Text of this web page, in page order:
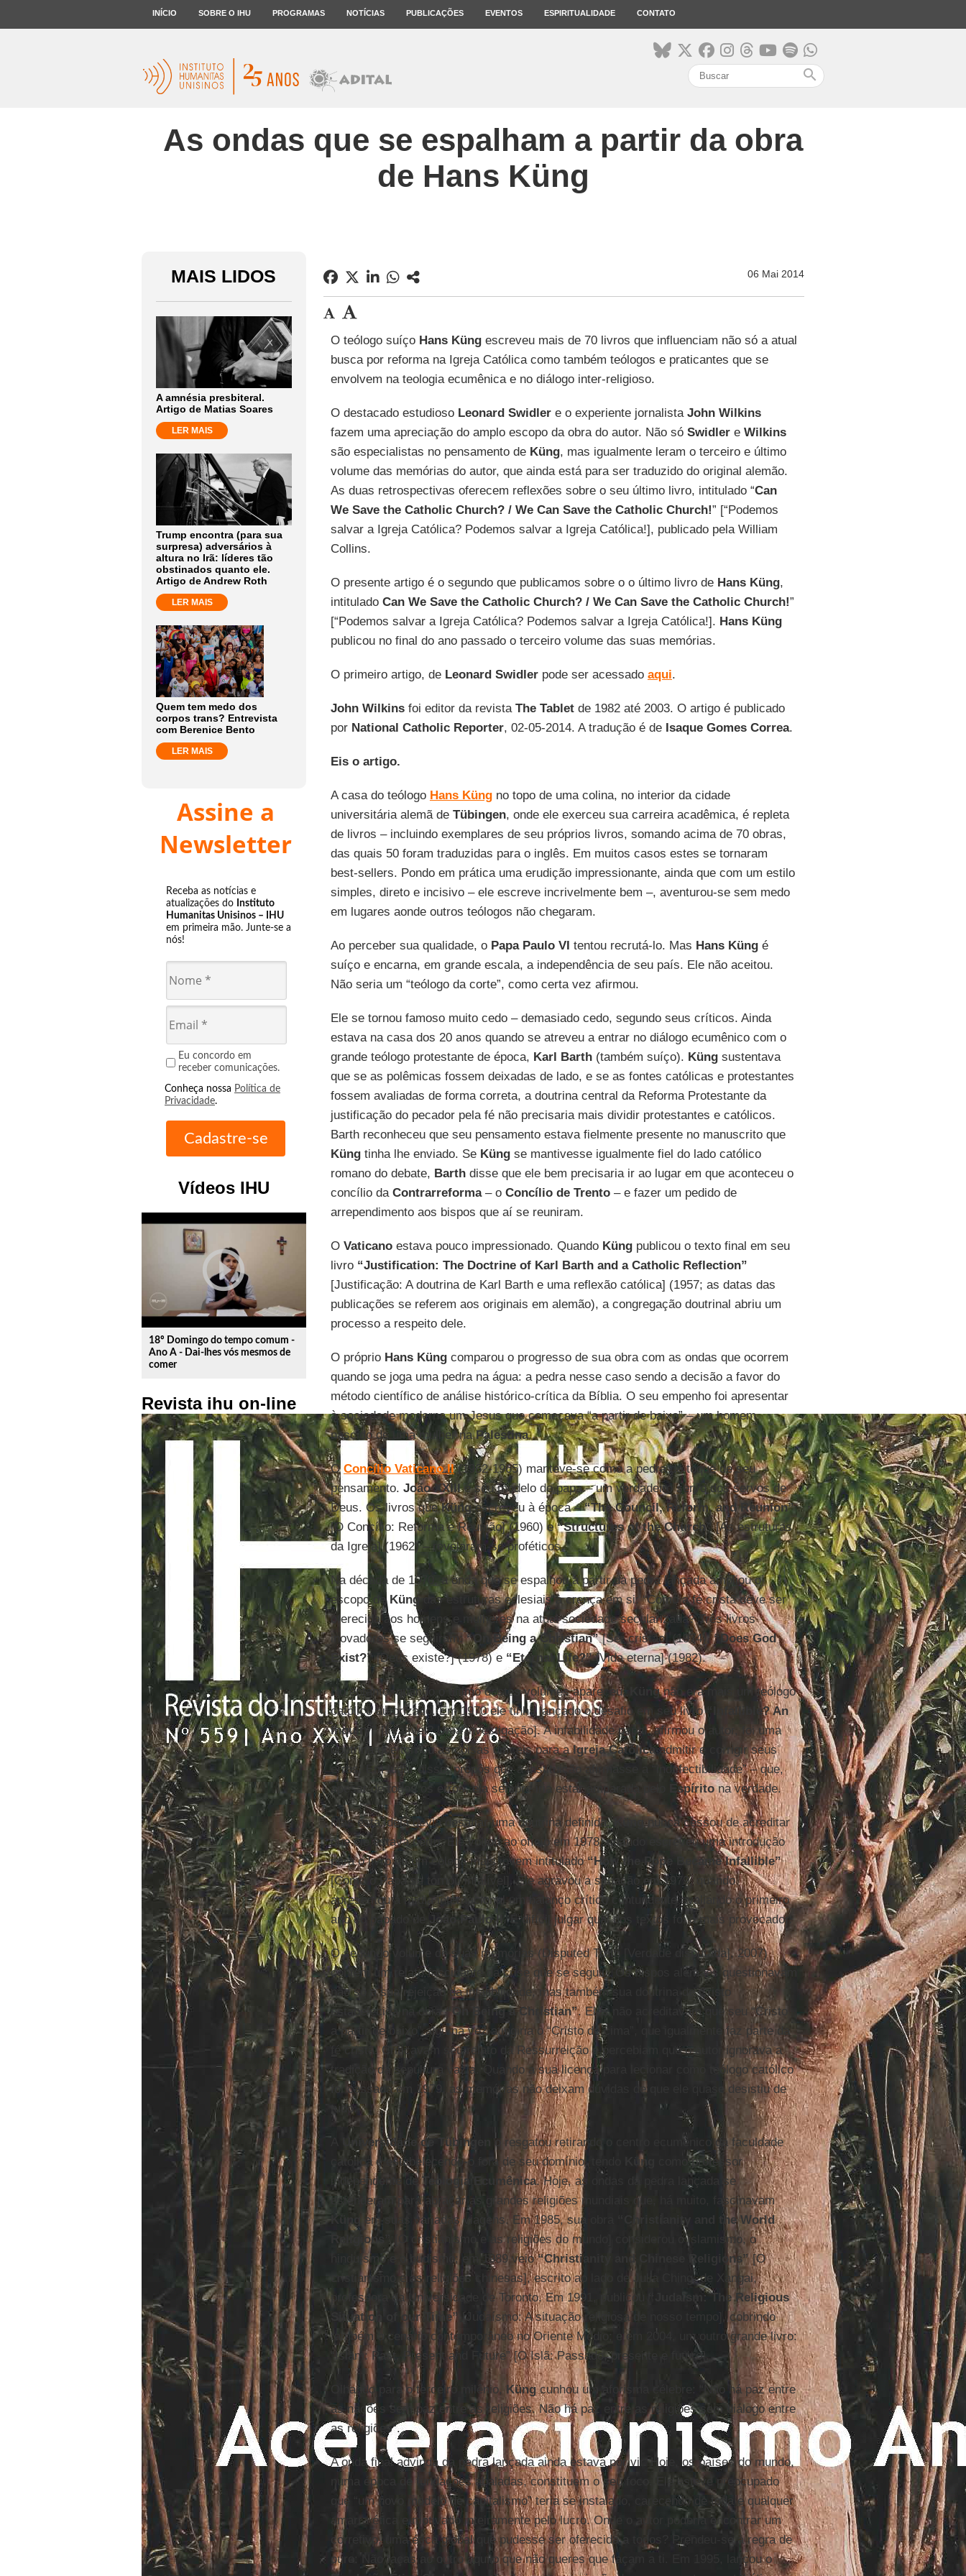
INÍCIO SOBRE O IHU PROGRAMAS NOTÍCIAS PUBLICAÇÕES EVENTOS ESPIRITUALIDADE CONTATO
search
As ondas que se espalham a partir da obra
de Hans Küng
MAIS LIDOS
A amnésia presbiteral.
Artigo de Matias Soares
LER MAIS
Trump encontra (para sua
surpresa) adversários à
altura no Irã: líderes tão
obstinados quanto ele.
Artigo de Andrew Roth
LER MAIS
Quem tem medo dos
corpos trans? Entrevista
com Berenice Bento
LER MAIS
Assine a
Newsletter
Receba as notícias e
atualizações do Instituto
Humanitas Unisinos – IHU
em primeira mão. Junte-se a
nós!
Eu concordo em
receber comunicações.
Conheça nossa Política de
Privacidade.
Vídeos IHU
play_circle_outline
18º Domingo do tempo comum -
Ano A - Dai-lhes vós mesmos de
comer
Revista ihu on-line
06 Mai 2014
O teólogo suíço Hans Küngescreveu mais de 70 livros que influenciam não só a atual
busca por reforma na Igreja Católica como também teólogos e praticantes que se
envolvem na teologia ecumênica e no diálogo inter-religioso.
O destacado estudioso Leonard Swidlere o experiente jornalista John Wilkins
fazem uma apreciação do amplo escopo da obra do autor. Não só Swidlere Wilkins
são especialistas no pensamento de Küng, mas igualmente leram o terceiro e último
volume das memórias do autor, que ainda está para ser traduzido do original alemão.
As duas retrospectivas oferecem reflexões sobre o seu último livro, intitulado “Can
We Save the Catholic Church? / We Can Save the Catholic Church!” [“Podemos
salvar a Igreja Católica? Podemos salvar a Igreja Católica!], publicado pela William
Collins.
O presente artigo é o segundo que publicamos sobre o o último livro de Hans Küng,
intitulado Can We Save the Catholic Church? / We Can Save the Catholic Church!”
[“Podemos salvar a Igreja Católica? Podemos salvar a Igreja Católica!]. Hans Küng
publicou no final do ano passado o terceiro volume das suas memórias.
O primeiro artigo, de Leonard Swidlerpode ser acessado aqui.
John Wilkins foi editor da revista The Tabletde 1982 até 2003. O artigo é publicado
porNational Catholic Reporter, 02-05-2014. A tradução é de Isaque Gomes Correa.
Eis o artigo.
A casa do teólogo Hans Küngno topo de uma colina, no interior da cidade
universitária alemã de Tübingen, onde ele exerceu sua carreira acadêmica, é repleta
de livros – incluindo exemplares de seu próprios livros, somando acima de 70 obras,
das quais 50 foram traduzidas para o inglês. Em muitos casos estes se tornaram
best-sellers. Pondo em prática uma erudição impressionante, ainda que com um estilo
simples, direto e incisivo – ele escreve incrivelmente bem –, aventurou-se sem medo
em lugares aonde outros teólogos não chegaram.
Ao perceber sua qualidade, o Papa Paulo VI tentou recrutá-lo. Mas Hans Küngé
suíço e encarna, em grande escala, a independência de seu país. Ele não aceitou.
Não seria um “teólogo da corte”, como certa vez afirmou.
Ele se tornou famoso muito cedo – demasiado cedo, segundo seus críticos. Ainda
estava na casa dos 20 anos quando se atreveu a entrar no diálogo ecumênico com o
grande teólogo protestante de época, Karl Barth(também suíço). Küngsustentava
que se as polêmicas fossem deixadas de lado, e se as fontes católicas e protestantes
fossem avaliadas de forma correta, a doutrina central da Reforma Protestante da
justificação do pecador pela fé não precisaria mais dividir protestantes e católicos.
Barth reconheceu que seu pensamento estava fielmente presente no manuscrito que
Küngtinha lhe enviado. Se Küngse mantivesse igualmente fiel do lado católico
romano do debate, Barthdisse que ele bem precisaria ir ao lugar em que aconteceu o
concílio da Contrarreforma– oConcílio de Trento– e fazer um pedido de
arrependimento aos bispos que aí se reuniram.
O Vaticanoestava pouco impressionado. Quando Küngpublicou o texto final em seu
livro “Justification: The Doctrine of Karl Barth and a Catholic Reflection”
[Justificação: A doutrina de Karl Barth e uma reflexão católica] (1957; as datas das
publicações se referem aos originais em alemão), a congregação doutrinal abriu um
processo a respeito dele.
O próprioHans Küngcomparou o progresso de sua obra com as ondas que ocorrem
quando se joga uma pedra na água: a pedra nesse caso sendo a decisão a favor do
método científico de análise histórico-crítica da Bíblia. O seu empenho foi apresentar
à sociedade moderna um Jesus que começava “a partir de baixo” – um homem
nascido de uma mulher naPalestina.
OConcílio Vaticano II(1962-1965) manteve-se como a pedra de toque de seu
pensamento. João XXIIIé seu modelo de papa – um verdadeiro servo dos servos de
Deus. Os livros queKüngescreveu à época –“The Council, Reform, and Reunion”
[O Concílio: Reforma e Reunião] (1960) e“Structures of the Church”[As estruturas
da Igreja] (1962) – revelaram-se proféticos.
Na década de 1970, a onda que se espalhou a partir da pedra lançada ampliou o
escopo de Küng
das estruturas eclesiais à crença em si: “Como a fé cristã deve ser
oferecida aos homens e mulheres na atual sociedade secularizada? Três livros
inovadores se seguiram:“On Being a Christian”[Ser cristão] (1974),“Does God
Exist?”[Deus existe?] (1978) e“Eternal Life?”[Vida eterna] (1982).
No entanto, quando o último destes volumes apareceu, Küngnão era mais um teólogo
católico autorizado. Em 1970 ele tinha lançado o desafio em seu livro “Infallible? An
Inquiry” [Infalível? Uma investigação]. A infabilidade papal, afirmou o autor, foi uma
doutrina que tornou as coisas difíceis para aIgreja Católicaadmitir e corrigir seus
erros. Em lugar disso, propôs que a instituição afirmasse a “indefectibilidade” – que,
apesar de todos os erros, ela sempre iria estar amparada pelo
Espíritona verdade.
Mas esta ideia devia desafiar uma doutrina definida. Küng nunca cessou de acreditar
que ele estava certo. Ele voltou ao ofício em 1978, quando escreveu uma introdução
para o livro de um colega mais jovem intitulado“How the Pope Became Infallible”
[Como o Papa se tornou infalível]. Ele agravou a situação em 1979, quando
apresentou à mídia internacional um balanço crítico contundente avaliando o primeiro
ano do papado de
João Paulo II . É difícil julgar qual dos textos foi o mais provocador.
O segundo volume de suas memórias (Disputed Truth [Verdade disputada], 2007)
contém um relato fascinante da crise que se seguiu. Os bispos alemães questionavam
não só a sua rejeição da infalibilidade, mas também sua doutrina de Cristo
estabelecida na obra“On Being a Christian”. Eles não acreditavam que seu “Cristo
a partir de baixo” alguma vez atingiria o “Cristo de cima”, que igualmente faz parte da
fé cristã. Criticavam seu relato da Ressurreição e percebiam que o autor ignorava a
tradição da sepultura vazia. Quando a sua licença para lecionar como teólogo católico
foi cassada em 1979, as memórias não deixam dúvidas de que ele quase desistiu de
tudo.
Universidade de Tübingen
o resgatou retirando o centro ecumênico da faculdade
católica e estabelecendo-o fora de seu domínio, tendo
Küng
como professor
independente deTeologia Ecumênica. Hoje, as ondas da pedra lançada se
estenderam para abraçar as grandes religiões mundiais que, há muito, fascinavam
Küng
em suas variadas viagens. Em 1985, sua obra
“Christianity and the World
Religions” [O cristianismo e as religiões do mundo] considerou o islamismo, o
hinduísmo e o budismo; em 1989 veio“Christianity and Chinese Religions”[O
cristianismo e as religiões chinesas], escrito ao lado de Julia Ching, de Xangai,
professora da Universidade de Toronto. Em 1991, publicou
“Judaism: The Religious
Situation of our Time” [Judaísmo: A situação religiosa de nosso tempo], cobrindo
também o cenário contemporâneo no Oriente Médio; e em 2004, um outro grande livro:
“Islam: Past, Present and Future” [O Islã: Passado, presente e futuro].
Olhando para o terceiro milênio, Küngcunhou um aforisma célebre: “Não há paz entre
as nações sem paz entre as religiões. Não há paz entre as religiões sem diálogo entre
as religiões”.
A onda final advinda da pedra lançada ainda estava por vir. Hoje, os países do mundo,
numa época de fundações abaladas, constituem o seu foco. Ele esteve preocupado
que “um novo modelo de capitalismo” teria se instalado, carecendo de toda e qualquer
amarra ética e motivado inteiramente pelo lucro. Onde o autor poderia encontrar um
corretivo, uma ética global que pudesse ser oferecida a todos? Prendeu-se à regra de
ouro: Não faças ao outro aquilo que não queres que façam a ti. Em 1995, lançou o